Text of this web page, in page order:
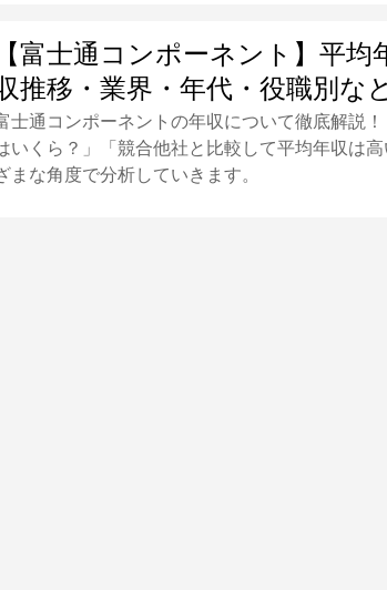
【富士通コンポーネント】平均
推移・業界・年代・役職別な
士通コンポーネントの年収について徹底解説
いくら？」「競合他社と比較して平均年収は
まな角度で分析していきます。